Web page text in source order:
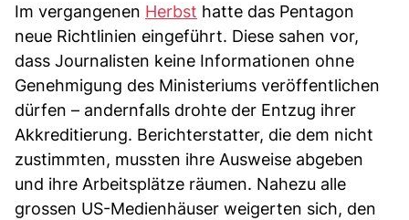
Im vergangenen Herbst hatte das Pentagon
neue Richtlinien eingeführt. Diese sahen vor,
dass Journalisten keine Informationen ohne
Genehmigung des Ministeriums veröffentlichen
dürfen – andernfalls drohte der Entzug ihrer
Akkreditierung. Berichterstatter, die dem nicht
zustimmten, mussten ihre Ausweise abgeben
und ihre Arbeitsplätze räumen. Nahezu alle
grossen US-Medienhäuser weigerten sich, den